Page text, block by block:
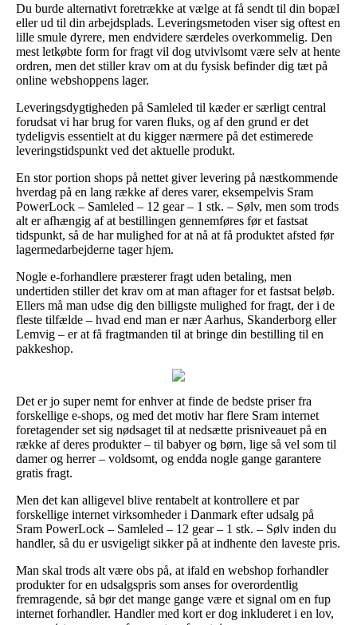
Du burde alternativt foretrække at vælge at få sendt til din bopæl
eller ud til din arbejdsplads. Leveringsmetoden viser sig oftest en
lille smule dyrere, men endvidere særdeles overkommelig. Den
mest letkøbte form for fragt vil dog utvivlsomt være selv at hente
ordren, men det stiller krav om at du fysisk befinder dig tæt på
online webshoppens lager.
Leveringsdygtigheden på Samleled til kæder er særligt central
forudsat vi har brug for varen fluks, og af den grund er det
tydeligvis essentielt at du kigger nærmere på det estimerede
leveringstidspunkt ved det aktuelle produkt.
En stor portion shops på nettet giver levering på næstkommende
hverdag på en lang række af deres varer, eksempelvis Sram
PowerLock – Samleled – 12 gear – 1 stk. – Sølv, men som trods
alt er afhængig af at bestillingen gennemføres før et fastsat
tidspunkt, så de har mulighed for at nå at få produktet afsted før
lagermedarbejderne tager hjem.
Nogle e-forhandlere præsterer fragt uden betaling, men
undertiden stiller det krav om at man aftager for et fastsat beløb.
Ellers må man udse dig den billigste mulighed for fragt, der i de
fleste tilfælde – hvad end man er nær Aarhus, Skanderborg eller
Lemvig – er at få fragtmanden til at bringe din bestilling til en
pakkeshop.
Det er jo super nemt for enhver at finde de bedste priser fra
forskellige e-shops, og med det motiv har flere Sram internet
foretagender set sig nødsaget til at nedsætte prisniveauet på en
række af deres produkter – til babyer og børn, lige så vel som til
damer og herrer – voldsomt, og endda nogle gange garantere
gratis fragt.
Men det kan alligevel blive rentabelt at kontrollere et par
forskellige internet virksomheder i Danmark efter udsalg på
Sram PowerLock – Samleled – 12 gear – 1 stk. – Sølv inden du
handler, så du er usvigeligt sikker på at indhente den laveste pris.
Man skal trods alt være obs på, at ifald en webshop forhandler
produkter for en udsalgspris som anses for overordentlig
fremragende, så bør det mange gange være et signal om en fup
internet forhandler. Handler med kort er dog inkluderet i en lov,